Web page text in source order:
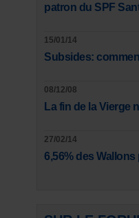
patron du SPF
15/01/14
Subsides:
08/12/08
La fin de la Vierge
27/02/14
6,56% des